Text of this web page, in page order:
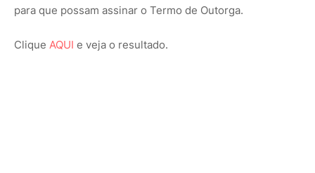
para que possam assinar o Termo de Outorga.
Clique AQUI e veja o resultado.